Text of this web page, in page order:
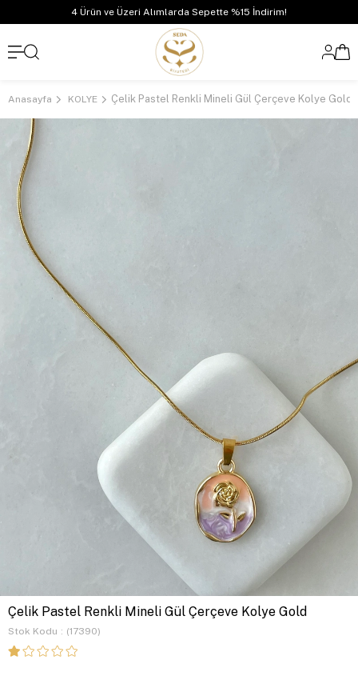
4 Ürün ve Üzeri Alımlarda Sepette %15 İndirim!
Anasayfa KOLYE Çelik Pastel Renkli Mineli Gül Çerçeve Kolye Gold
Çelik Pastel Renkli Mineli Gül Çerçeve Kolye Gold
Stok Kodu (17390)